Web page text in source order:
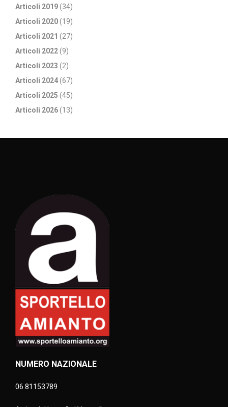
Articoli 2019(34)
Articoli 2020(19)
Articoli 2021 (27)
Articoli 2022(9)
Articoli 2023 (2)
Articoli 2024(67)
Articoli 2025 (45)
Articoli 2026(13)
NUMERO NAZIONALE
06 81153789